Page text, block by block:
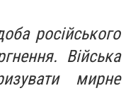
російського
Війська
мирне